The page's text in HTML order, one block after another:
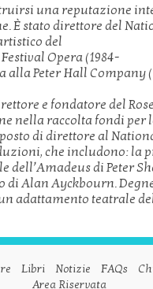
una reputazione
È stato direttore del
del
Festival Opera(1984-
allaPeterHall Company
e fondatore del Rose
nella raccolta fondi per
posto di direttore al
che includono: la
dell’Amadeusdi Peter
di Alan Ayckbourn.D
adattamento teatrale
Libri Notizie FAQs
Area Riservata